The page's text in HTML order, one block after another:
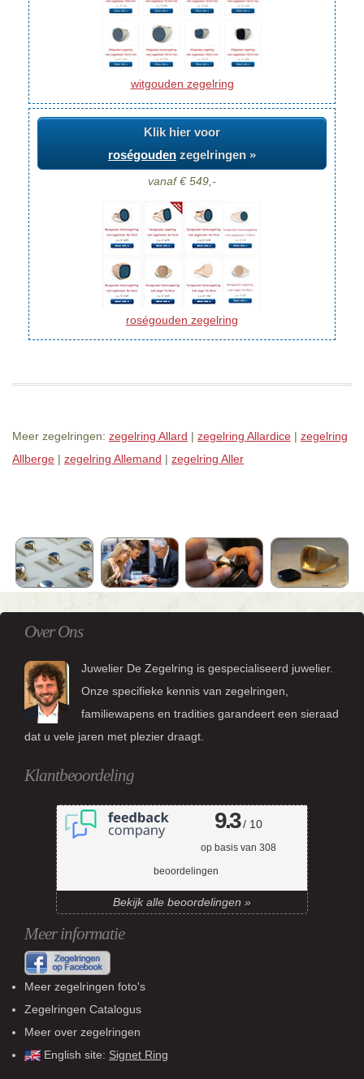
witgouden zegelring
Klik hier voor
roségouden zegelringen »
vanaf € 549,-
roségouden zegelring
Meer zegelringen: zegelring Allard | zegelring Allardice | zegelring
Allberge | zegelring Allemand | zegelring Aller
Over Ons
Juwelier De Zegelring is gespecialiseerd juwelier.
Onze specifieke kennis van zegelringen,
familiewapens en tradities garandeert een sieraad
dat u vele jaren met plezier draagt.
Klantbeoordeling
9.3/ 10
op basis van 308
beoordelingen
Bekijk alle beoordelingen »
Meer informatie
Meer zegelringen foto's
Zegelringen Catalogus
Meer over zegelringen
English site: Signet Ring